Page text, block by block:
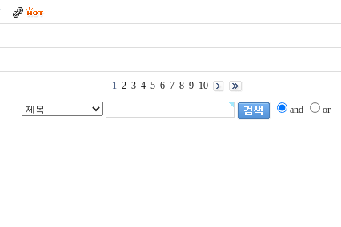
…
1 2 3 4 5 6 7 8 9 10
and or